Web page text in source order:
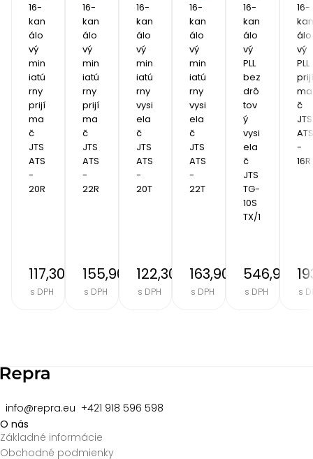
16-
kan
álo
vý
min
iatú
rny
prijí
ma
č
JTS
ATS
-
20R
117,30 €
s DPH
16-
kan
álo
vý
min
iatú
rny
prijí
ma
č
JTS
ATS
-
22R
155,90 €
s DPH
16-
kan
álo
vý
min
iatú
rny
vysi
ela
č
JTS
ATS
-
20T
122,30 €
s DPH
16-
kan
álo
vý
min
iatú
rny
vysi
ela
č
JTS
ATS
-
22T
163,90 €
s DPH
16-
kan
álo
vý
PLL
bez
drô
tov
ý
vysi
ela
č
JTS
TG-
10S
TX/1
546,90 €
s DPH
16-
kan
álo
vý
PLL
prijí
ma
č
JTS
ATS
-
16R
s
info@repra.eu +421 918 596 598
O nás
Základné informácie
Obchodné podmienky